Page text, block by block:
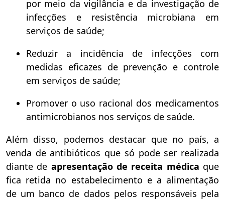
por meio da vigilância e da investigação de
infecções e resistência microbiana em
serviços de saúde;
Reduzir a incidência de infecções com
medidas eficazes de prevenção e controle
em serviços de saúde;
Promover o uso racional dos medicamentos
antimicrobianos nos serviços de saúde.
Além disso, podemos destacar que no país, a
venda de antibióticos que só pode ser realizada
diante de apresentação de receita médica que
fica retida no estabelecimento e a alimentação
de um banco de dados pelos responsáveis pela